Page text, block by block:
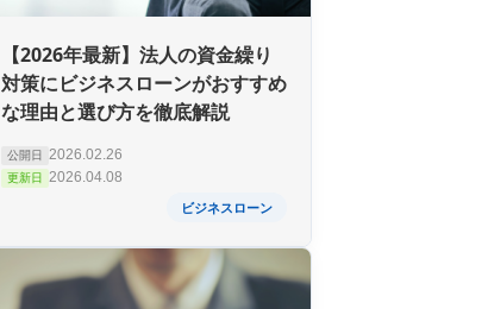
【2026年最新】法人の資金繰り
対策にビジネスローンがおすすめ
な理由と選び方を徹底解説
公開日 2026.02.26
更新日 2026.04.08
ビジネスローン